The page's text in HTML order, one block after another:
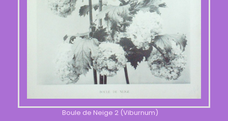
Boule de Neige 2 (Viburnum)